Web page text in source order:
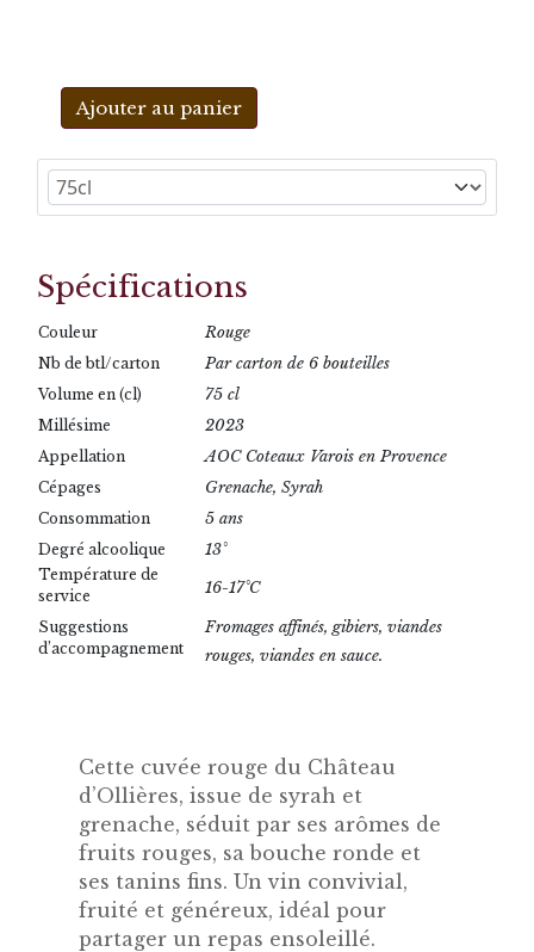
Ajouter au panier
Spécifications
Couleur Rouge
Nb de btl/carton Par carton de 6 bouteilles
Volume en (cl) 75 cl
Millésime 2023
Appellation AOC Coteaux Varois en Provence
Cépages Grenache, Syrah
Consommation 5 ans
Degré alcoolique 13°
Température de
service
16-17°C
Suggestions
d’accompagnement
Fromages affinés, gibiers, viandes
rouges, viandes en sauce.
Cette cuvée rouge du Château
d’Ollières, issue de syrah et
grenache, séduit par ses arômes de
fruits rouges, sa bouche ronde et
ses tanins fins. Un vin convivial,
fruité et généreux, idéal pour
partager un repas ensoleillé.